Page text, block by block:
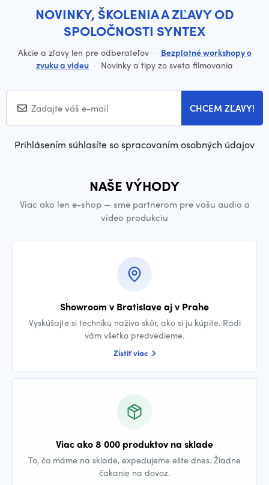
NOVINKY, ŠKOLENIA A ZĽAVY OD
SPOLOČNOSTI SYNTEX
Akcie a zľavy len pre odberateľov · Bezplatné workshopy o
zvuku a videu · Novinky a tipy zo sveta filmovania
CHCEM ZĽAVY!
Prihlásením súhlasíte so spracovaním osobných údajov
NAŠE VÝHODY
Viac ako len e-shop — sme partnerom pre vašu audio a
video produkciu
Showroom v Bratislave aj v Prahe
Vyskúšajte si techniku naživo skôr, ako si ju kúpite. Radi
vám všetko predvedieme.
Zistiť viac
Viac ako 8 000 produktov na sklade
To, čo máme na sklade, expedujeme ešte dnes. Žiadne
čakanie na dovoz.